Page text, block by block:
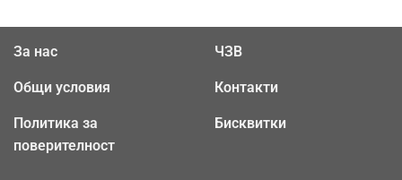
За нас
Общи условия
Политика за
поверителност
ЧЗВ
Контакти
Бисквитки